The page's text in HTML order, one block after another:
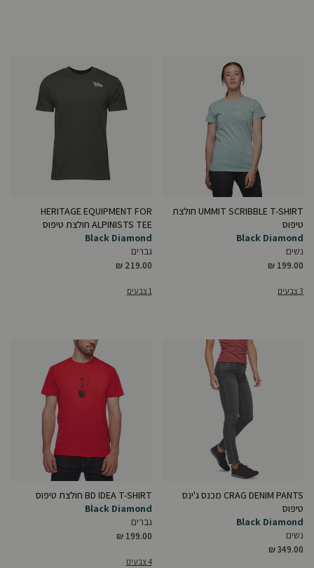
UMMIT SCRIBBLE T-SHIRT חולצת
טיפוס
Black Diamond
נשים
₪ 199.00
3 צבעים
HERITAGE EQUIPMENT FOR
ALPINISTS TEE חולצת טיפוס
Black Diamond
גברים
₪ 219.00
1 צבעים
CRAG DENIM PANTS מכנס ג'ינס
טיפוס
Black Diamond
נשים
₪ 349.00
BD IDEA T-SHIRT חולצת טיפוס
Black Diamond
גברים
₪ 199.00
4 צבעים